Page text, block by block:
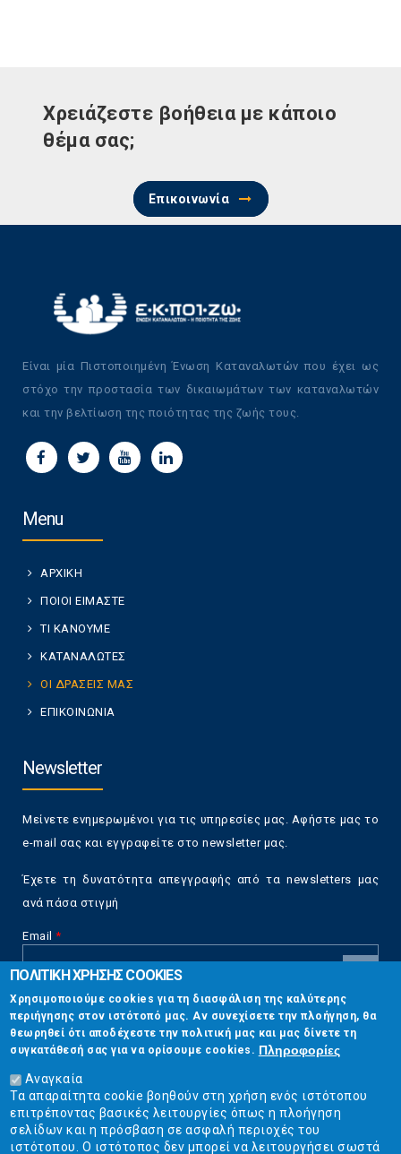
Χρειάζεστε βοήθεια με κάποιο
θέμα σας;
Επικοινωνία
Είναι μία Πιστοποιημένη Ένωση Καταναλωτών που έχει ως
στόχο την προστασία των δικαιωμάτων των καταναλωτών
και την βελτίωση της ποιότητας της ζωής τους.
Menu
ΑΡΧΙΚΗ
ΠΟΙΟΙ ΕΙΜΑΣΤΕ
ΤΙ ΚΑΝΟΥΜΕ
ΚΑΤΑΝΑΛΩΤΕΣ
ΟΙ ΔΡΑΣΕΙΣ ΜΑΣ
ΕΠΙΚΟΙΝΩΝΙΑ
Newsletter
Μείνετε ενημερωμένοι για τις υπηρεσίες μας. Αφήστε μας το
e-mail σας και εγγραφείτε στο newsletter μας.
Έχετε τη δυνατότητα απεγγραφής από τα newsletters μας
ανά πάσα στιγμή
Email *
CAPTCHA
This
question is
for testing
whether or
not you are a
human visitor
and to
prevent
automated
Επικοινωνία
Στουρνάρη 17, Αθήνα 10683
2103304444
info@ekpizo.gr
ΠΟΛΙΤΙΚΗ ΧΡΗΣΗΣ COOKIES
Χρησιμοποιούμε cookies για τη διασφάλιση της καλύτερης
περιήγησης στον ιστότοπό μας. Αν συνεχίσετε την πλοήγηση, θα
θεωρηθεί ότι αποδέχεστε την πολιτική μας και μας δίνετε τη
συγκατάθεσή σας για να ορίσουμε cookies. Πληροφορίες
Αναγκαία
Τα απαραίτητα cookie βοηθούν στη χρήση ενός ιστότοπου
επιτρέποντας βασικές λειτουργίες όπως η πλοήγηση
σελίδων και η πρόσβαση σε ασφαλή περιοχές του
ιστότοπου. Ο ιστότοπος δεν μπορεί να λειτουργήσει σωστά